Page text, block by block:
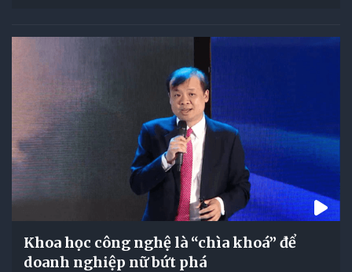
Khoa học công nghệ là “chìa khoá” để
doanh nghiệp nữ bứt phá